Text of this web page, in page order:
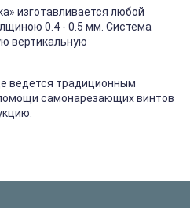
изготавливается любой
0.4 - 0.5 мм. Система
вертикальную
ведется традиционным
самонарезающих винтов